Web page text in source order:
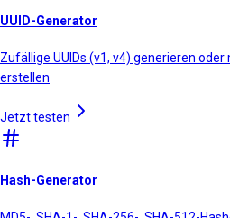
UUID-Generator
Zufällige UUIDs (v1, v4) generieren oder
erstellen
Jetzt testen
Hash-Generator